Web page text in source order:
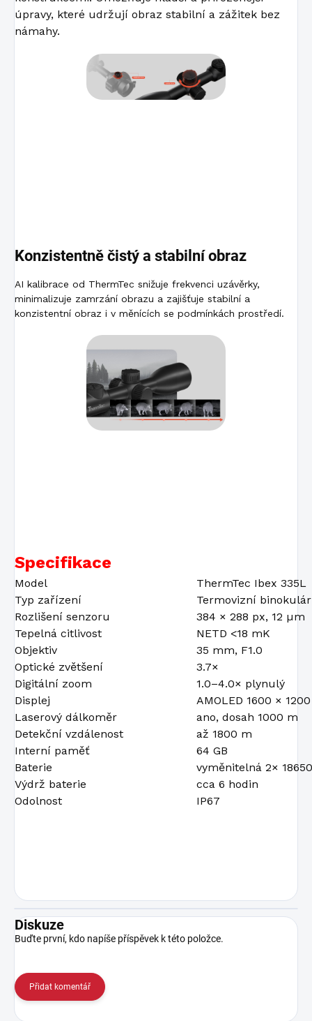
úpravy, které udržují obraz stabilní a zážitek bez
námahy.
Konzistentně čistý a stabilní obraz
AI kalibrace od ThermTec snižuje frekvenci uzávěrky,
minimalizuje zamrzání obrazu a zajišťuje stabilní a
konzistentní obraz i v měnících se podmínkách prostředí.
Specifikace
Model
ThermTec Ibex 335L
Typ zařízení
Termovizní binokulár
Rozlišení senzoru
384 × 288 px, 12 µm
Tepelná citlivost
NETD <18 mK
Objektiv
35 mm, F1.0
Optické zvětšení
3.7×
Digitální zoom
1.0–4.0× plynulý
Displej
AMOLED 1600 ×
Laserový dálkoměr
ano, dosah 1000 m
Detekční vzdálenost
až 1800 m
Interní paměť
64 GB
Baterie
vyměnitelná 2× 18650
Výdrž baterie
cca 6 hodin
Odolnost
IP67
Diskuze
Buďte první, kdo napíše příspěvek k této položce.
Přidat komentář